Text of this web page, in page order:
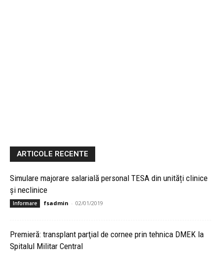
ARTICOLE RECENTE
Simulare majorare salarială personal TESA din unități clinice
și neclinice
Informare fsadmin - 02/01/2019
Premieră: transplant parţial de cornee prin tehnica DMEK la
Spitalul Militar Central